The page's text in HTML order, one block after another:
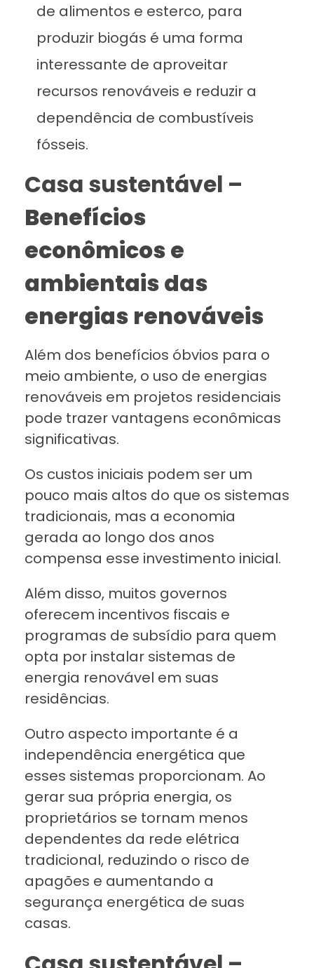
de alimentos e esterco, para
produzir biogás é uma forma
interessante de aproveitar
recursos renováveis e reduzir a
dependência de combustíveis
fósseis.
Casa sustentável –
Benefícios
econômicos e
ambientais das
energias renováveis
Além dos benefícios óbvios para o
meio ambiente, o uso de energias
renováveis em projetos residenciais
pode trazer vantagens econômicas
significativas.
Os custos iniciais podem ser um
pouco mais altos do que os sistemas
tradicionais, mas a economia
gerada ao longo dos anos
compensa esse investimento inicial.
Além disso, muitos governos
oferecem incentivos fiscais e
programas de subsídio para quem
opta por instalar sistemas de
energia renovável em suas
residências.
Outro aspecto importante é a
independência energética que
esses sistemas proporcionam. Ao
gerar sua própria energia, os
proprietários se tornam menos
dependentes da rede elétrica
tradicional, reduzindo o risco de
apagões e aumentando a
segurança energética de suas
casas.